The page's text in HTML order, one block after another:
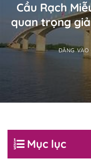
Cầu Rạch
quan trọng
ĐĂNG VÀO
Mục lục